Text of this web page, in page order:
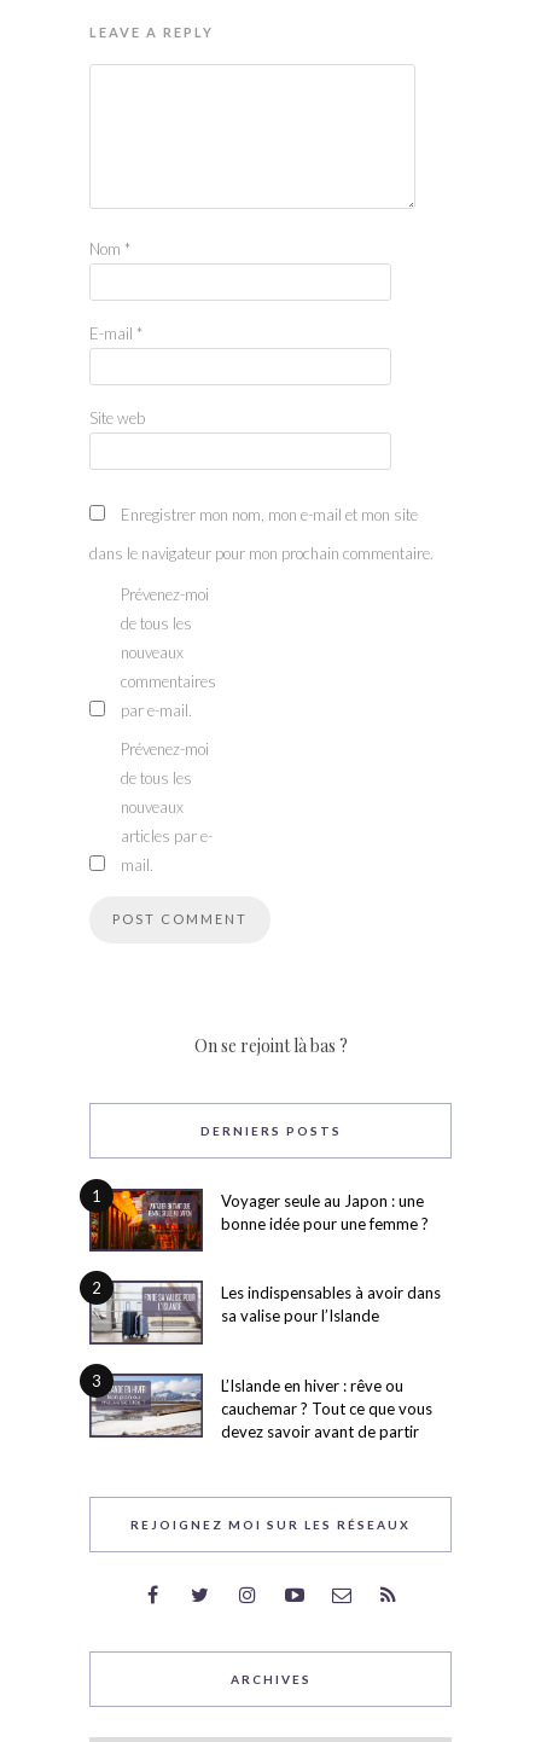
LEAVE A REPLY
Nom *
E-mail *
Site web
Enregistrer mon nom, mon e-mail et mon site
dans le navigateur pour mon prochain commentaire.
Prévenez-moi
de tous les
nouveaux
commentaires
par e-mail.
Prévenez-moi
de tous les
nouveaux
articles par e-
mail.
On se rejoint là bas ?
DERNIERS POSTS
1
Voyager seule au Japon : une
bonne idée pour une femme ?
2
Les indispensables à avoir dans
sa valise pour l’Islande
3
L’Islande en hiver : rêve ou
cauchemar ? Tout ce que vous
devez savoir avant de partir
REJOIGNEZ MOI SUR LES RÉSEAUX
ARCHIVES